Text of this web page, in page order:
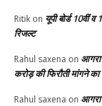
Ritik on यूपी बोर्ड 10वीं
रिजल्ट
Rahul saxena on
करोड़ की फिरौती मांगने का
Rahul saxena on